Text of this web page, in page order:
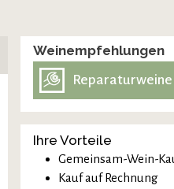
Weinempfehlungen
Reparaturweine
Ihre Vorteile
Gemeinsam-Wein-
Kauf auf Rechnung